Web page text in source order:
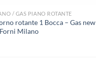
/ GAS PIANO ROTANTE
rotante 1 Bocca – Gas new
Milano